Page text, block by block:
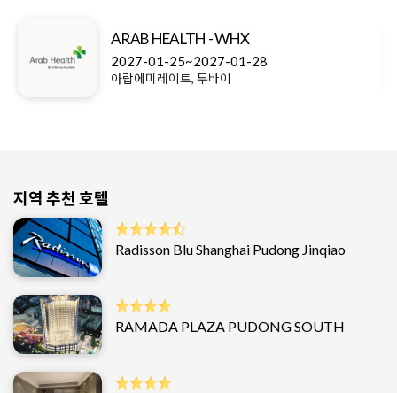
01-28
지역 추천 호텔
Radisson Blu Shanghai Pudong Jinqiao
RAMADA PLAZA PUDONG SOUTH